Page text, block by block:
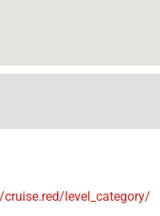
level_category/